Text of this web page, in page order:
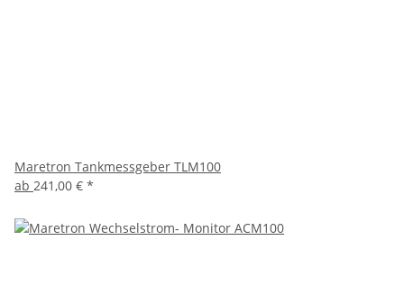
Maretron Tankmessgeber TLM100
ab 241,00 € *